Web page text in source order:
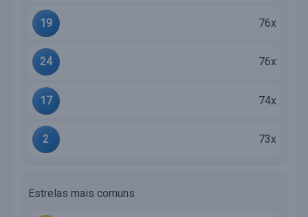
19 76x
24 76x
17 74x
2 73x
Estrelas mais comuns